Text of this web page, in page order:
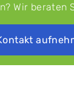
Wir beraten